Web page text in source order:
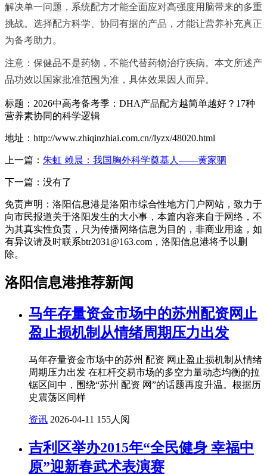
解决单一问题，系统配方才能全面应对高强度用脑带来的多重
挑战。选择配方科学、协同有据的产品，才能让营养补充真正
为备考助力。
注意：保健品不是药物，不能代替药物治疗疾病。本文所述产
品功效以国家批准范围为准，具体效果因人而异。
标题：2026中高考备考季：DHA产品配方越简单越好？17种
营养素协同的科学逻辑
地址：http://www.zhiqinzhiai.com.cn//lyzx/48020.html
上一篇： 朱虹 赖晨：我国胸外科学奠基人——黄家驷
下一篇：没有了
免责声明：洛阳信息港是洛阳市综合性地方门户网站，致力于
向市民报道关于洛阳发生的大小事，本篇内容来自于网络，不
为其真实性负责，只为传播网络信息为目的，非商业用途，如
有异议请及时联系btr2031@163.com，洛阳信息港将予以删
除。
洛阳信息港推荐新闻
马年存量资金市场中的苏州配资网止
盈止损机制从情绪周期压力出发
马年存量资金市场中的苏州 配资 网止盈止损机制从情绪
周期压力出发 在杠杆交易市场的多空力量动态均衡的拉
锯区间中，围绕“苏州 配资 网”的话题再度升温。根据历
史震荡区间样
资讯 2026-04-11 155人阅
吉利区举办2015年“全民健身 幸福中
原”迎新春武术表演赛